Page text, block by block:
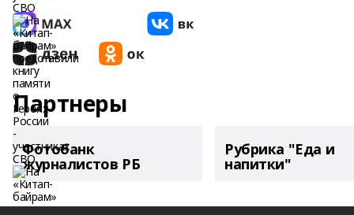
Партнеры
Фотобанк
журналистов РБ
Рубрика "Еда и
напитки"